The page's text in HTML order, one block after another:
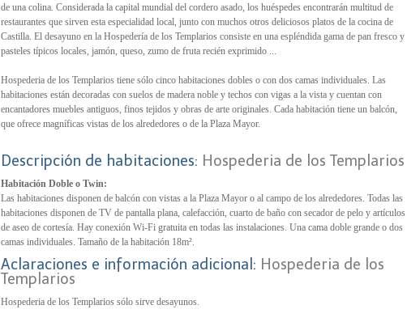
de una colina. Considerada la capital mundial del cordero asado, los huéspedes encontrarán multitud de
restaurantes que sirven esta especialidad local, junto con muchos otros deliciosos platos de la cocina de
Castilla. El desayuno en la Hospedería de los Templarios consiste en una espléndida gama de pan fresco y
pasteles típicos locales, jamón, queso, zumo de fruta recién exprimido ...
Hospederia de los Templarios tiene sólo cinco habitaciones dobles o con dos camas individuales. Las
habitaciones están decoradas con suelos de madera noble y techos con vigas a la vista y cuentan con
encantadores muebles antiguos, finos tejidos y obras de arte originales. Cada habitación tiene un balcón,
que ofrece magníficas vistas de los alrededores o de la Plaza Mayor.
Descripción de habitaciones: Hospederia de los Templarios
Habitación Doble o Twin:
Las habitaciones disponen de balcón con vistas a la Plaza Mayor o al campo de los alrededores. Todas las
habitaciones disponen de TV de pantalla plana, calefacción, cuarto de baño con secador de pelo y artículos
de aseo de cortesía. Hay conexión Wi-Fi gratuita en todas las instalaciones. Una cama doble grande o dos
camas individuales. Tamaño de la habitación 18m².
Aclaraciones e información adicional: Hospederia de los
Templarios
Hospederia de los Templarios sólo sirve desayunos.